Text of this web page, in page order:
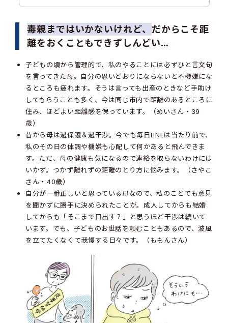
毒親まではいかないけれど、 だからこそ距
離をおくこともできずしんどい…
子どもの頃から管理的で、私のやることには必ずひと言文句
を言ってきた母。自分の思いどおりにならないと不機嫌にな
るところも疲れます。そうは言っても出産のときなど手助け
してもらうことも多く、今は同じ市内で距離のあるところに
住み、ほどよい距離感を保っています。（めいさん・39
歳）
昔から母は過保護＆過干渉。今でも毎日LINEは当たり前で、
私のその日の体調や機嫌も心配して何かあると飛んできま
す。ただ、母の健康も気になるので連絡を取らないわけには
いかず。つかず離れずの距離のとり方に悩みます。（さやこ
さん・40歳）
自分が一番正しいと思っている母なので、私のことでも意見
を聞かずに勝手に決められたことが。成人してからも結婚
してからも「そこまで口出す？」と思うほど干渉は続いて
います。でも、子どものお世話を頼むこともあるので、波風
を立てたくなくて我慢する日々です。（ももんさん）